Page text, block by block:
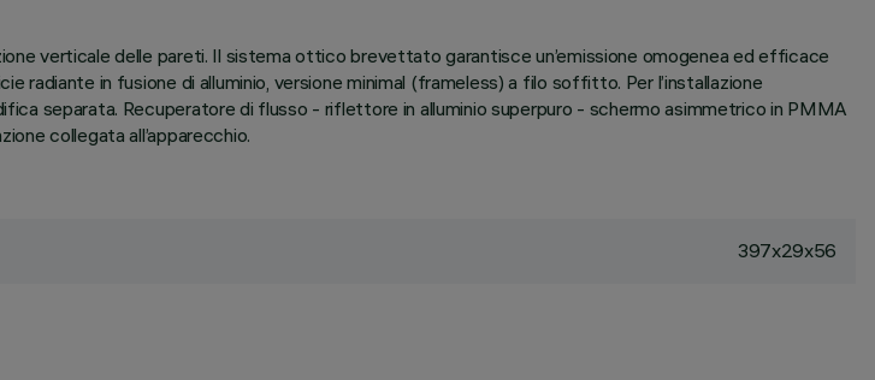
verticale delle pareti. Il sistema ottico brevettato garantisce un’emissione omogenea ed efficace
radiante in fusione di alluminio, versione minimal (frameless) a filo soffitto. Per l’installazione
separata. Recuperatore di flusso - riflettore in alluminio superpuro - schermo asimmetrico in PMMA
collegata all’apparecchio.
397x29x56